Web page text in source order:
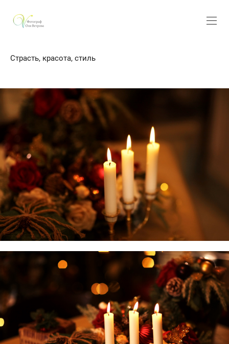
Страсть, красота, стиль